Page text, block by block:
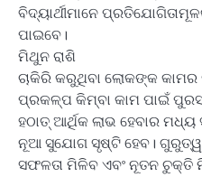
ବିଦ୍ୟାର୍ଥୀମାନେ
ପାଇବେ।
ମିଥୁନ ରାଶି
ଚାକିରି କରୁଥିବା ଲୋକଙ୍କ କାମର
ପ୍ରକଳ୍ପ କିମ୍ବା କାମ ପାଇଁ
ହଠାତ୍ ଆର୍ଥିକ ଲାଭ ହେବାର
ନୂଆ ସୁଯୋଗ ସୃଷ୍ଟି ହେବ।
ସଫଳତା ମିଳିବ ଏବଂ ନୂତନ ଚୁକ୍ତି